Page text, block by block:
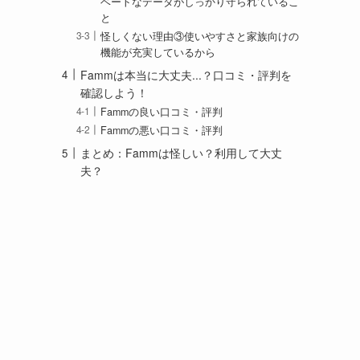
と
怪しくない理由③使いやすさと家族向けの
機能が充実しているから
Fammは本当に大丈夫...？口コミ・評判を
確認しよう！
Fammの良い口コミ・評判
Fammの悪い口コミ・評判
まとめ：Fammは怪しい？利用して大丈
夫？